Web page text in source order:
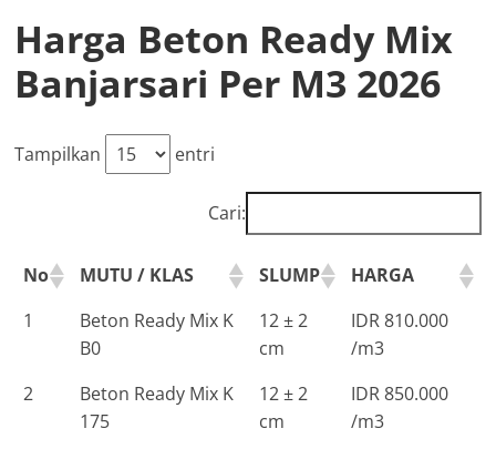
Harga Beton Ready Mix
Banjarsari Per M3 2026
Tampilkan entri
Cari:
No MUTU / KLAS SLUMP
HARGA
1
Beton Ready Mix K
B0
12 ± 2
cm
IDR 810.000
/m3
2
Beton Ready Mix K
175
12 ± 2
cm
IDR 850.000
/m3